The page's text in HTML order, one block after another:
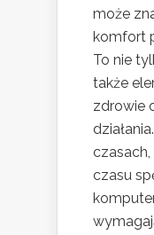
może
komfort
To nie
także
zdrowie
czasu